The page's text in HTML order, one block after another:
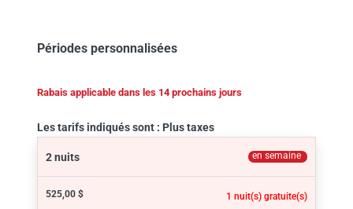
Périodes personnalisées
Rabais applicable dans les 14 prochains jours
Les tarifs indiqués sont : Plus taxes
2 nuits en semaine
525,00 $ 1 nuit(s) gratuite(s)